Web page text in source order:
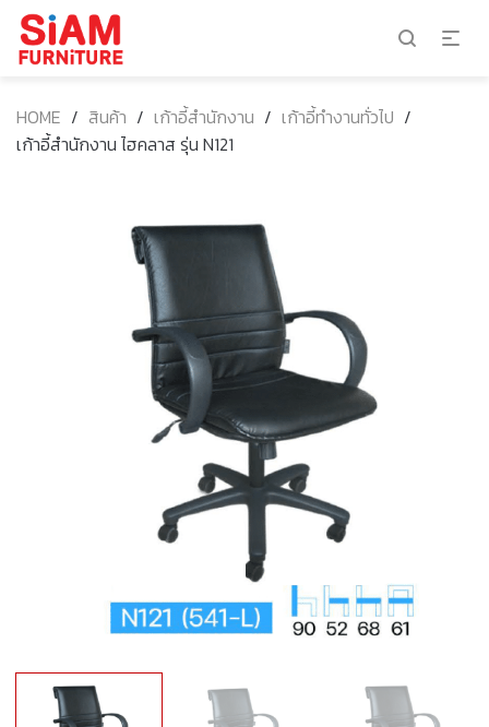
HOME / สินค้า / เก้าอี้สำนักงาน / เก้าอี้ทำงานทั่วไป /
เก้าอี้สำนักงาน ไฮคลาส รุ่น N121